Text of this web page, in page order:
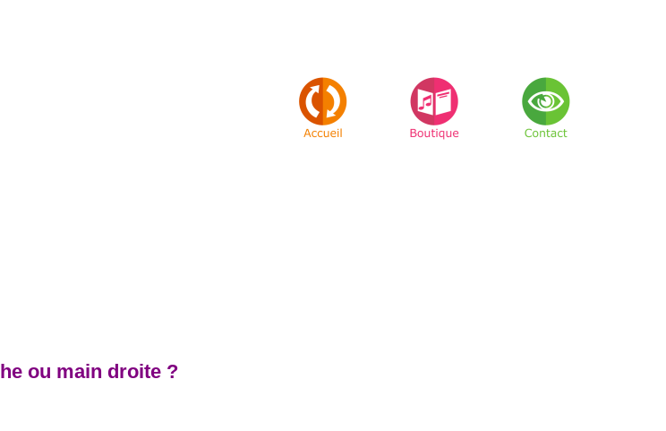
ou main droite ?